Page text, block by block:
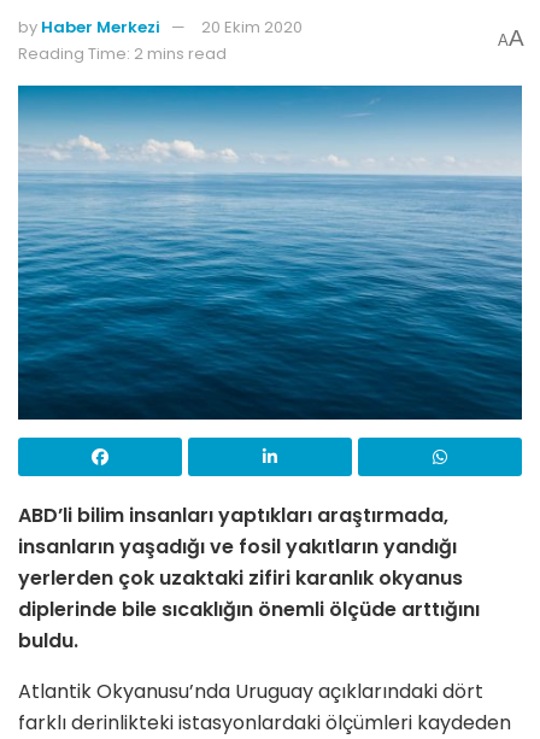
by Haber Merkezi
20 Ekim 2020
Reading Time: 2 mins read
AA
ABD’li bilim insanları yaptıkları araştırmada,
insanların yaşadığı ve fosil yakıtların yandığı
yerlerden çok uzaktaki zifiri karanlık okyanus
diplerinde bile sıcaklığın önemli ölçüde arttığını
buldu.
Atlantik Okyanusu’nda Uruguay açıklarındaki dört
farklı derinlikteki istasyonlardaki ölçümleri kaydeden